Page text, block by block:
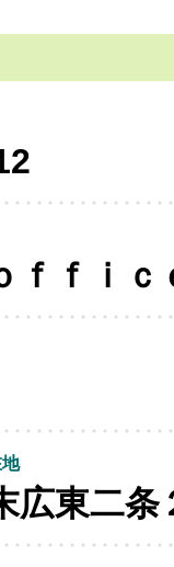
ｆｆｉｃ
広東二条